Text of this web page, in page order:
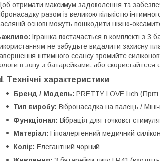
отримати максимум задоволення та
разом із великою кількістю
основі можуть пошкодити ніжно-
Іграшка постачається в комплекті з
не забудьте видалити захисну
інтимного сеансу промийте
в зону з батарейками, або
Технічні характеристики
Бренд / Модель: PRETTY LOVE Lich (Пріті
Тип виробу: Вібронасадка на палець /
Функціонал: Вібрація для точкової
Матеріал: Гіпоалергенний медичний
Колір: Елегантний чорний